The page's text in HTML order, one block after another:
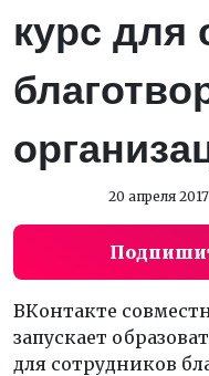
курс для
20 апреля 2017
ВКонтакте
запускает
для сотрудников